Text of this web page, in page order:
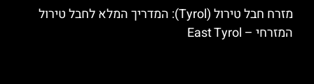
מזרח חבל טירול (Tyrol): המדריך המלא לחבל טירול
המזרחי – East Tyrol